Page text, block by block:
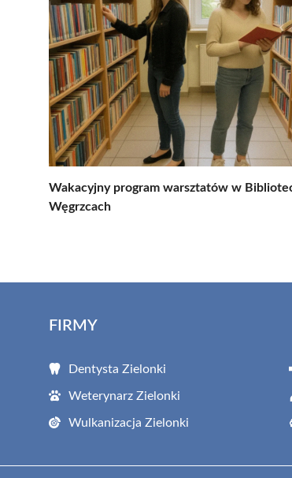
Wakacyjny program warsztatów w
Węgrzcach
FIRMY
Dentysta Zielonki
Weterynarz Zielonki
Wulkanizacja Zielonki